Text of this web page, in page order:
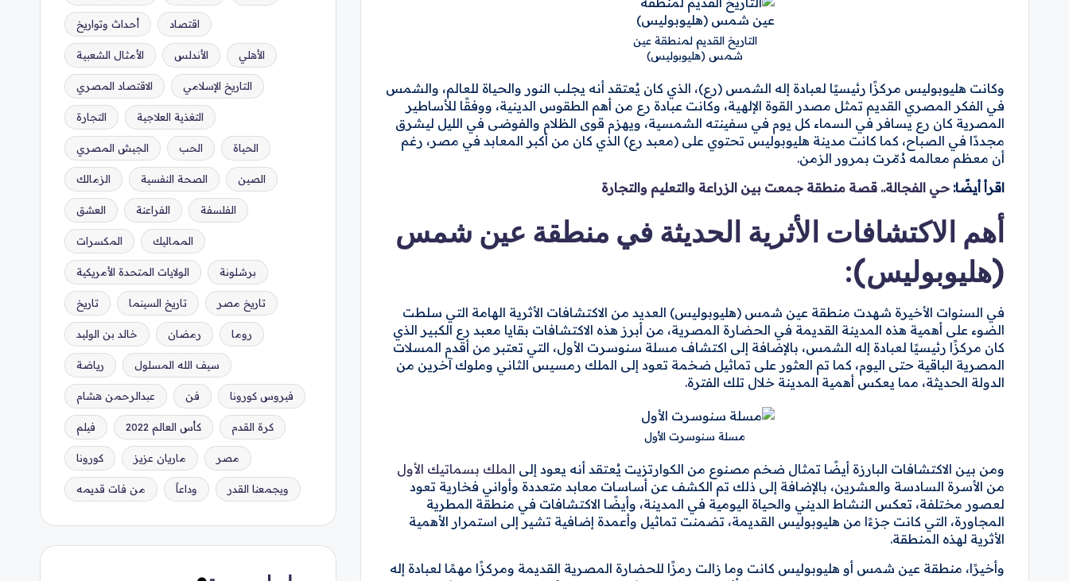
التاريخ القديم لمنطقة عين
شمس (هليوبوليس)
وكانت هليوبوليس مركزًا رئيسيًا لعبادة إله الشمس (رع)، الذي كان يُعتقد أنه يجلب النور والحياة للعالم، والشمس
في الفكر المصري القديم تمثل مصدر القوة الإلهية، وكانت عبادة رع من أهم الطقوس الدينية، ووفقًا للأساطير
المصرية كان رع يسافر في السماء كل يوم في سفينته الشمسية، ويهزم قوى الظلام والفوضى في الليل ليشرق
مجددًا في الصباح، كما كانت مدينة هليوبوليس تحتوي على (معبد رع) الذي كان من أكبر المعابد في مصر، رغم
أن معظم معالمه دُمّرت بمرور الزمن.
اقرأ أيضًا: حي الفجالة.. قصة منطقة جمعت بين الزراعة والتعليم والتجارة
أهم الاكتشافات الأثرية الحديثة في منطقة عين شمس
(هليوبوليس):
في السنوات الأخيرة شهدت منطقة عين شمس (هليوبوليس) العديد من الاكتشافات الأثرية الهامة التي سلطت
الضوء على أهمية هذه المدينة القديمة في الحضارة المصرية، من أبرز هذه الاكتشافات بقايا معبد رع الكبير الذي
كان مركزًا رئيسيًا لعبادة إله الشمس، بالإضافة إلى اكتشاف مسلة سنوسرت الأول، التي تعتبر من أقدم المسلات
المصرية الباقية حتى اليوم، كما تم العثور على تماثيل ضخمة تعود إلى الملك رمسيس الثاني وملوك آخرين من
الدولة الحديثة، مما يعكس أهمية المدينة خلال تلك الفترة.
مسلة سنوسرت الأول
ومن بين الاكتشافات البارزة أيضًا تمثال ضخم مصنوع من الكوارتزيت يُعتقد أنه يعود إلى الملك بسماتيك الأول
من الأسرة السادسة والعشرين، بالإضافة إلى ذلك تم الكشف عن أساسات معابد متعددة وأواني فخارية تعود
لعصور مختلفة، تعكس النشاط الديني والحياة اليومية في المدينة، وأيضًا الاكتشافات في منطقة المطرية
المجاورة، التي كانت جزءًا من هليوبوليس القديمة، تضمنت تماثيل وأعمدة إضافية تشير إلى استمرار الأهمية
الأثرية لهذه المنطقة.
وأخيرًا، منطقة عين شمس أو هليوبوليس كانت وما زالت رمزًا للحضارة المصرية القديمة ومركزًا مهمًا لعبادة إله
أحداث وتواريخ اقتصاد
الأمثال الشعبية الأندلس الأهلي
الاقتصاد المصري التاريخ الإسلامي
التجارة التغذية العلاجية
الجيش المصري الحب الحياة
الزمالك الصحة النفسية الصين
العشق الفراعنة الفلسفة
المكسرات المماليك
الولايات المتحدة الأمريكية برشلونة
تاريخ تاريخ السينما تاريخ مصر
خالد بن الوليد رمضان روما
رياضة سيف الله المسلول
عبدالرحمن هشام فن فيروس كورونا
فيلم كأس العالم 2022 كرة القدم
كورونا ماريان عزيز مصر
من فات قديمه وداعاً ويجمعنا القدر